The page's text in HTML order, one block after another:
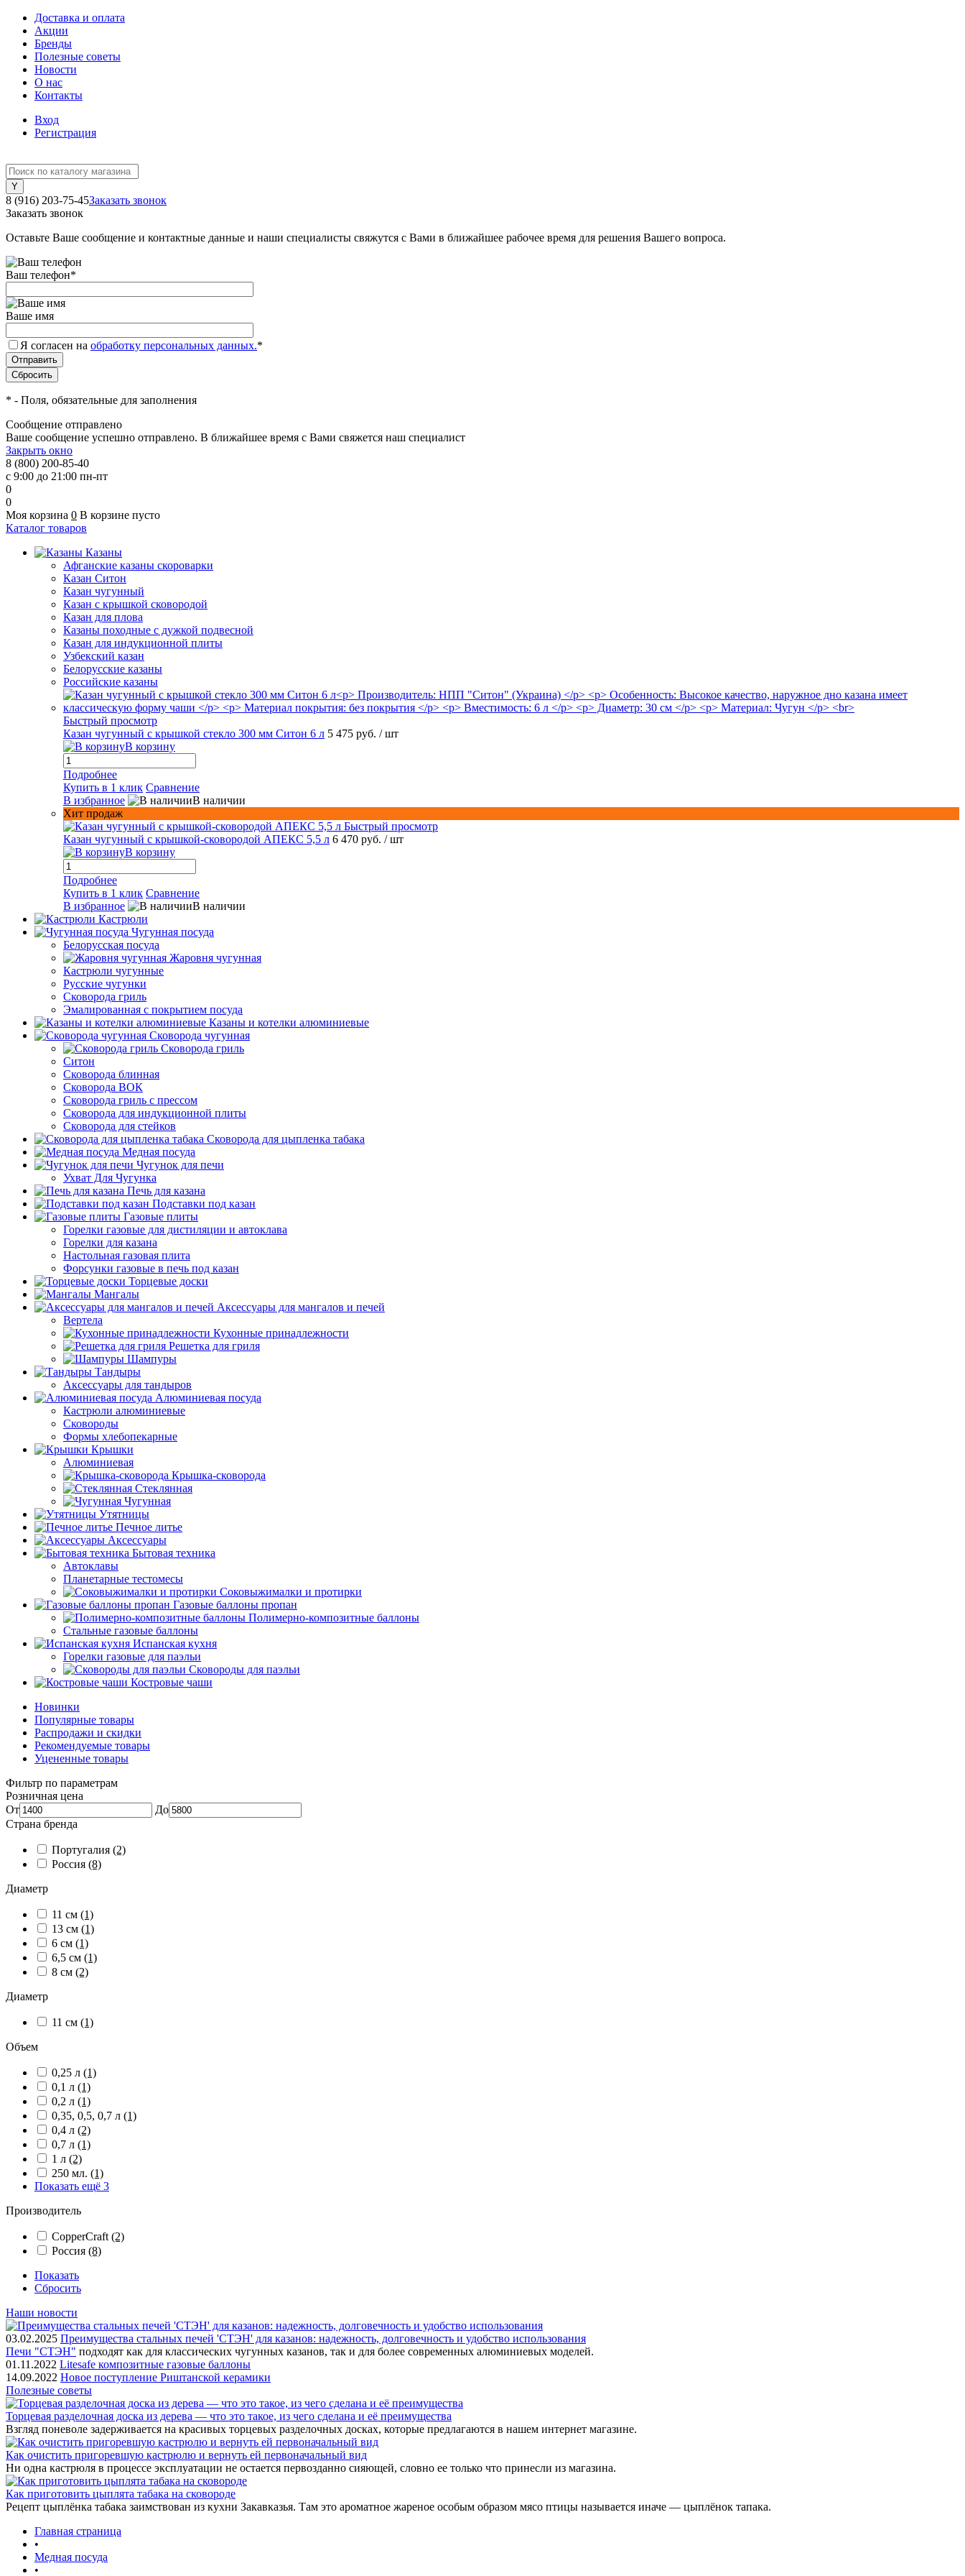
Доставка и оплата
Акции
Бренды
Полезные советы
Новости
О нас
Контакты
Вход
Регистрация
8 (916) 203-75-45Заказать звонок
Заказать звонок
Оставьте Ваше сообщение и контактные данные и наши специалисты свяжутся с Вами в ближайшее рабочее время для решения Вашего вопроса.
Ваш телефон*
Ваше имя
Я согласен на обработку персональных данных.*
* - Поля, обязательные для заполнения
Сообщение отправлено
Ваше сообщение успешно отправлено. В ближайшее время с Вами свяжется наш специалист
Закрыть окно
8 (800) 200-85-40
с 9:00 до 21:00 пн-пт
0
0
Моя корзина 0 В корзине пусто
Каталог товаров
Казаны
Афганские казаны скороварки
Казан Ситон
Казан чугунный
Казан с крышкой сковородой
Казан для плова
Казаны походные с дужкой подвесной
Казан для индукционной плиты
Узбекский казан
Белорусские казаны
Российские казаны
Быстрый просмотр
Казан чугунный с крышкой стекло 300 мм Ситон 6 л 5 475 руб. / шт
В корзину
Подробнее
Купить в 1 клик Сравнение
В избранное
В наличии
Хит продаж
Быстрый просмотр
Казан чугунный с крышкой-сковородой АПЕКС 5,5 л 6 470 руб. / шт
В корзину
Подробнее
Купить в 1 клик Сравнение
В избранное
В наличии
Кастрюли
Чугунная посуда
Белорусская посуда
Жаровня чугунная
Кастрюли чугунные
Русские чугунки
Сковорода гриль
Эмалированная с покрытием посуда
Казаны и котелки алюминиевые
Сковорода чугунная
Сковорода гриль
Ситон
Сковорода блинная
Сковорода ВОК
Сковорода гриль с прессом
Сковорода для индукционной плиты
Сковорода для стейков
Сковорода для цыпленка табака
Медная посуда
Чугунок для печи
Ухват Для Чугунка
Печь для казана
Подставки под казан
Газовые плиты
Горелки газовые для дистиляции и автоклава
Горелки для казана
Настольная газовая плита
Форсунки газовые в печь под казан
Торцевые доски
Мангалы
Аксессуары для мангалов и печей
Вертела
Кухонные принадлежности
Решетка для гриля
Шампуры
Тандыры
Аксессуары для тандыров
Алюминиевая посуда
Кастрюли алюминиевые
Сковороды
Формы хлебопекарные
Крышки
Алюминиевая
Крышка-сковорода
Стеклянная
Чугунная
Утятницы
Печное литье
Аксессуары
Бытовая техника
Автоклавы
Планетарные тестомесы
Соковыжималки и протирки
Газовые баллоны пропан
Полимерно-композитные баллоны
Стальные газовые баллоны
Испанская кухня
Горелки газовые для паэльи
Сковороды для паэльи
Костровые чаши
Новинки
Популярные товары
Распродажи и скидки
Рекомендуемые товары
Уцененные товары
Фильтр по параметрам
Розничная цена
От
До
Страна бренда
Португалия (2)
Россия (8)
Диаметр
11 см (1)
13 см (1)
6 см (1)
6,5 см (1)
8 см (2)
Диаметр
11 см (1)
Объем
0,25 л (1)
0,1 л (1)
0,2 л (1)
0,35, 0,5, 0,7 л (1)
0,4 л (2)
0,7 л (1)
1 л (2)
250 мл. (1)
Показать ещё 3
Производитель
CopperCraft (2)
Россия (8)
Показать
Сбросить
Наши новости
03.02.2025 Преимущества стальных печей 'СТЭН' для казанов: надежность, долговечность и удобство использования
Печи "СТЭН" подходят как для классических чугунных казанов, так и для более современных алюминиевых моделей.
01.11.2022 Litesafe композитные газовые баллоны
14.09.2022 Новое поступление Риштанской керамики
Полезные советы
Торцевая разделочная доска из дерева — что это такое, из чего сделана и её преимущества
Взгляд поневоле задерживается на красивых торцевых разделочных досках, которые предлагаются в нашем интернет магазине.
Как очистить пригоревшую кастрюлю и вернуть ей первоначальный вид
Ни одна кастрюля в процессе эксплуатации не остается первозданно сияющей, словно ее только что принесли из магазина.
Как приготовить цыплята табака на сковороде
Рецепт цыплёнка табака заимствован из кухни Закавказья. Там это ароматное жареное особым образом мясо птицы называется иначе — цыплёнок тапака.
Главная страница
•
Медная посуда
•